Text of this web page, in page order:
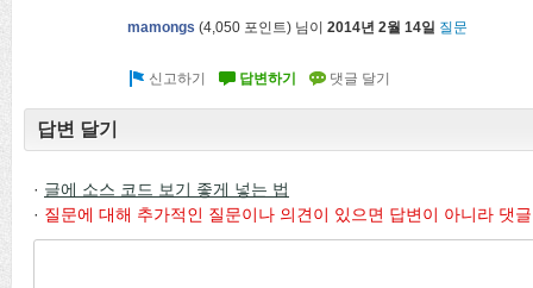
mamongs (4,050 포인트) 님이 2014년 2월 14일 질문
답변 달기
· 글에 소스 코드 보기 좋게 넣는 법
· 질문에 대해 추가적인 질문이나 의견이 있으면 답변이 아니라 댓